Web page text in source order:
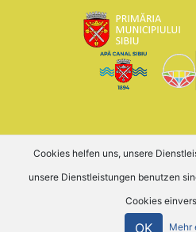
Cookies helfen uns, unsere
unsere Dienstleistungen benutzen
Cookies
OK Mehr